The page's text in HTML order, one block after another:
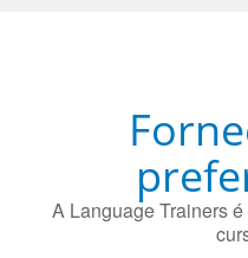
A Language Trainers